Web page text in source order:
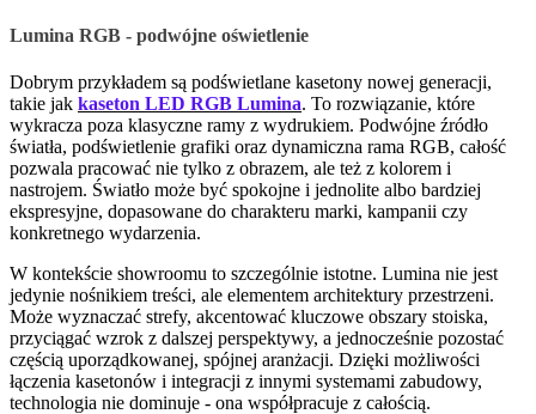
Lumina RGB - podwójne oświetlenie
Dobrym przykładem są podświetlane kasetony nowej generacji,
takie jak kaseton LED RGB Lumina. To rozwiązanie, które
wykracza poza klasyczne ramy z wydrukiem. Podwójne źródło
światła, podświetlenie grafiki oraz dynamiczna rama RGB, całość
pozwala pracować nie tylko z obrazem, ale też z kolorem i
nastrojem. Światło może być spokojne i jednolite albo bardziej
ekspresyjne, dopasowane do charakteru marki, kampanii czy
konkretnego wydarzenia.
W kontekście showroomu to szczególnie istotne. Lumina nie jest
jedynie nośnikiem treści, ale elementem architektury przestrzeni.
Może wyznaczać strefy, akcentować kluczowe obszary stoiska,
przyciągać wzrok z dalszej perspektywy, a jednocześnie pozostać
częścią uporządkowanej, spójnej aranżacji. Dzięki możliwości
łączenia kasetonów i integracji z innymi systemami zabudowy,
technologia nie dominuje - ona współpracuje z całością.